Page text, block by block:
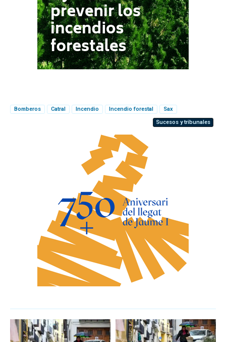
Bomberos Catral Incendio Incendio forestal
Sax
Sucesos y tribunales